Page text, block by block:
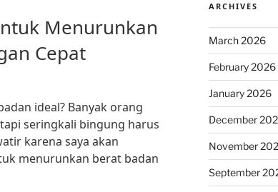
Menurunkan
Cepat
ideal? Banyak orang
seringkali bingung harus
karena saya akan
menurunkan berat badan
ARCHIVES
March 2026
February 2026
January 2026
December
November
September